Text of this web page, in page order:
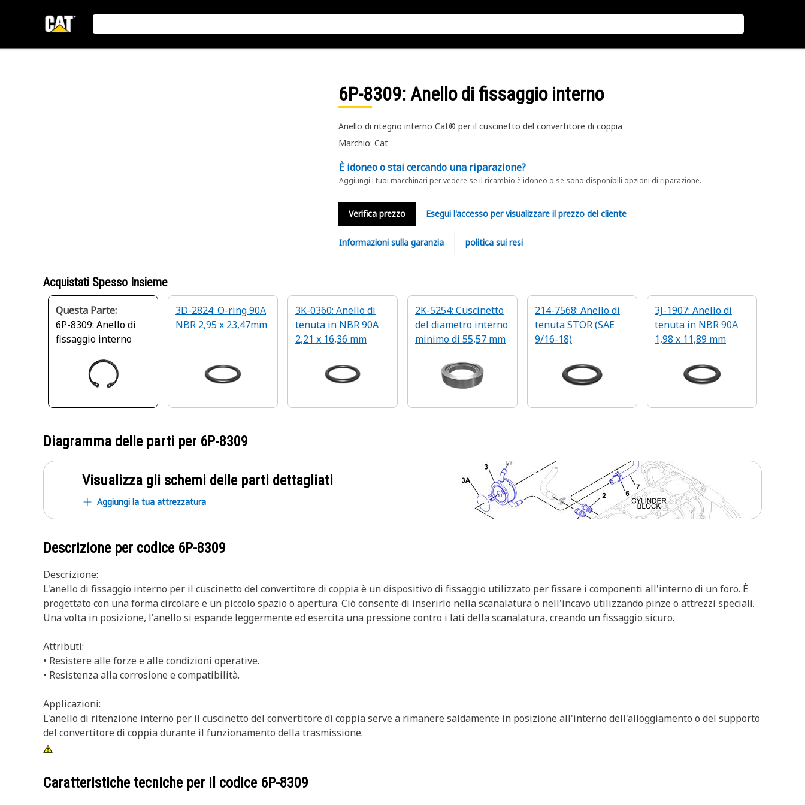
6P-8309: Anello di fissaggio interno
Anello di ritegno interno Cat® per il cuscinetto del convertitore di coppia
Marchio: Cat
È idoneo o stai cercando una riparazione?
Aggiungi i tuoi macchinari per vedere se il ricambio è idoneo o se sono disponibili opzioni di riparazione.
Verifica prezzo Esegui l'accesso per visualizzare il prezzo del cliente
Informazioni sulla garanzia politica sui resi
Acquistati Spesso Insieme
Questa Parte:
6P-8309: Anello di
fissaggio interno
3D-2824: O-ring 90A
NBR 2,95 x 23,47mm
3K-0360: Anello di
tenuta in NBR 90A
2,21 x 16,36 mm
2K-5254: Cuscinetto
del diametro interno
minimo di 55,57 mm
214-7568: Anello di
tenuta STOR (SAE
9/16-18)
3J-1907: Anello di
tenuta in NBR 90A
1,98 x 11,89 mm
Diagramma delle parti per 6P-8309
Visualizza gli schemi delle parti dettagliati
Aggiungi la tua attrezzatura
Descrizione per codice 6P-8309
Descrizione:
L'anello di fissaggio interno per il cuscinetto del convertitore di coppia è un dispositivo di fissaggio utilizzato per fissare i componenti all'interno di un foro. È
progettato con una forma circolare e un piccolo spazio o apertura. Ciò consente di inserirlo nella scanalatura o nell'incavo utilizzando pinze o attrezzi speciali.
Una volta in posizione, l'anello si espande leggermente ed esercita una pressione contro i lati della scanalatura, creando un fissaggio sicuro.
Attributi:
• Resistere alle forze e alle condizioni operative.
• Resistenza alla corrosione e compatibilità.
Applicazioni:
L'anello di ritenzione interno per il cuscinetto del convertitore di coppia serve a rimanere saldamente in posizione all'interno dell'alloggiamento o del supporto
del convertitore di coppia durante il funzionamento della trasmissione.
Caratteristiche tecniche per il codice 6P-8309